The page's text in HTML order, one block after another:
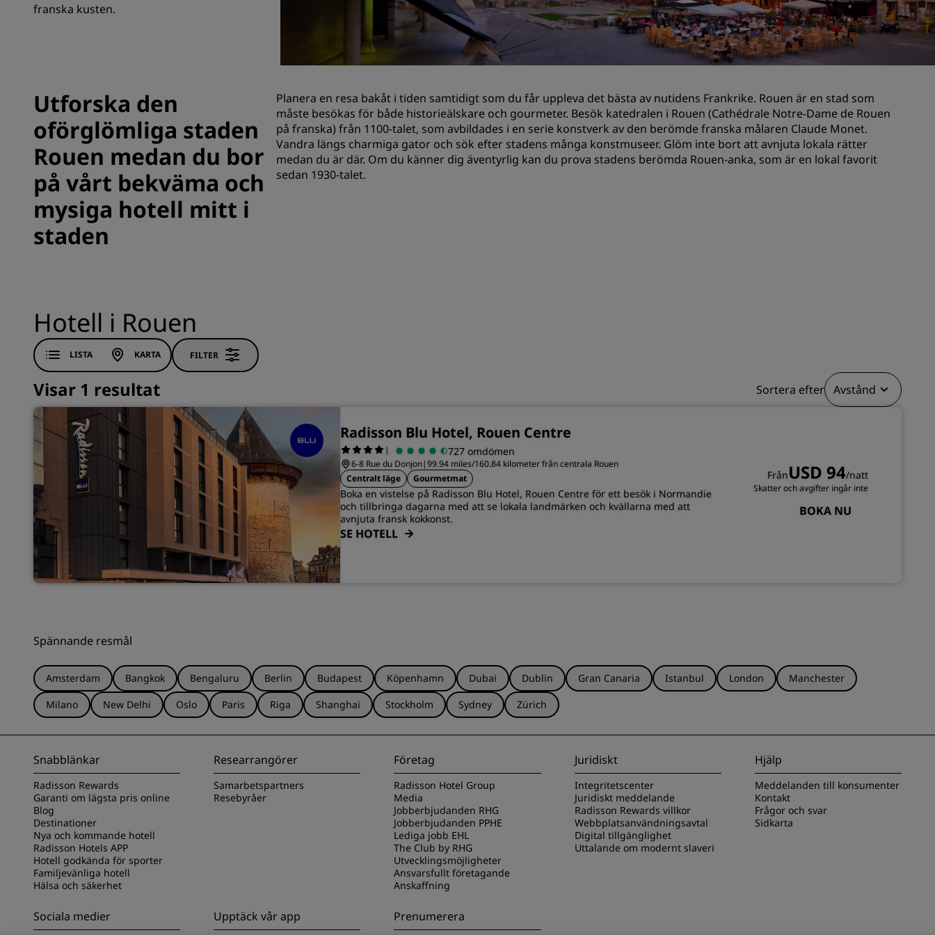
Begär en offert
Evenemangsdestinationer
Branschlösningar
Sök flyg
Sök flyg
Måltider
Bröllopslokaler
Hållbara vistelser
Vistelse för idrottslag
Hotell i centrum
Besök vår blogg
Radisson Rewards
franska kusten.
Utforska den
oförglömliga staden
Rouen medan du bor
på vårt bekväma och
mysiga hotell mitt i
staden
Planera en resa bakåt i tiden samtidigt som du får uppleva det bästa av nutidens Frankrike. Rouen är en stad som
måste besökas för både historieälskare och gourmeter. Besök katedralen i Rouen (Cathédrale Notre-Dame de Rouen
på franska) från 1100-talet, som avbildades i en serie konstverk av den berömde franska målaren Claude Monet.
Vandra längs charmiga gator och sök efter stadens många konstmuseer. Glöm inte bort att avnjuta lokala rätter
medan du är där. Om du känner dig äventyrlig kan du prova stadens berömda Rouen-anka, som är en lokal favorit
sedan 1930-talet.
Hotell i Rouen
LISTA KARTA FILTER
Visar 1 resultat Sortera efter Avstånd
Radisson Blu Hotel, Rouen Centre
| 727 omdömen
6-8 Rue du Donjon|99.94 miles/160.84 kilometer från centrala Rouen
Centralt läge
Gourmetmat
Boka en vistelse på Radisson Blu Hotel, Rouen Centre för ett besök i Normandie
och tillbringa dagarna med att se lokala landmärken och kvällarna med att
avnjuta fransk kokkonst.
SE HOTELL
FrånUSD 94/natt
Skatter och avgifter ingår inte
BOKA NU
Spännande resmål
Amsterdam Bangkok Bengaluru Berlin Budapest Köpenhamn Dubai Dublin Gran Canaria Istanbul London
Manchester
Milano
New Delhi Oslo Paris Riga Shanghai Stockholm Sydney Zürich
Snabblänkar
Radisson Rewards
Garanti om lägsta pris online
Blog
Destinationer
Nya och kommande hotell
Radisson Hotels APP
Hotell godkända för sporter
Familjevänliga hotell
Hälsa och säkerhet
Researrangörer
Samarbetspartners
Resebyråer
Företag
Radisson Hotel Group
Media
Jobberbjudanden RHG
Jobberbjudanden PPHE
Lediga jobb EHL
The Club by RHG
Utvecklingsmöjligheter
Ansvarsfullt företagande
Anskaffning
Juridiskt
Integritetscenter
Juridiskt meddelande
Radisson Rewards villkor
Webbplatsanvändningsavtal
Digital tillgänglighet
Uttalande om modernt slaveri
Hjälp
Meddelanden till konsumenter
Kontakt
Frågor och svar
Sidkarta
Sociala medier Upptäck vår app Prenumerera